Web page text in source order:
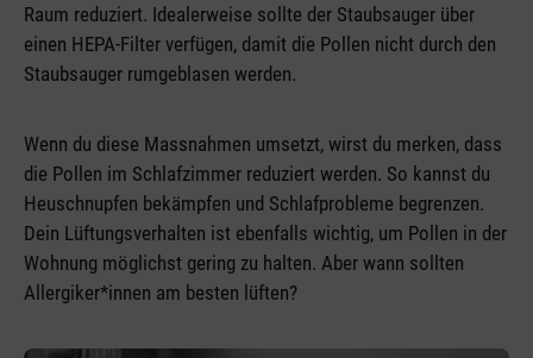
Raum reduziert. Idealerweise sollte der Staubsauger über
einen HEPA-Filter verfügen, damit die Pollen nicht durch den
Staubsauger rumgeblasen werden.
Wenn du diese Massnahmen umsetzt, wirst du merken, dass
die Pollen im Schlafzimmer reduziert werden. So kannst du
Heuschnupfen bekämpfen und Schlafprobleme begrenzen.
Dein Lüftungsverhalten ist ebenfalls wichtig, um Pollen in der
Wohnung möglichst gering zu halten. Aber wann sollten
Allergiker*innen am besten lüften?